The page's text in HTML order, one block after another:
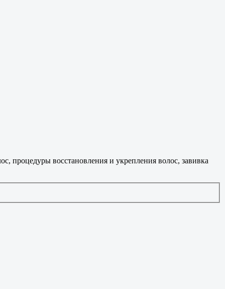
процедуры восстановления и укрепления волос, завивка